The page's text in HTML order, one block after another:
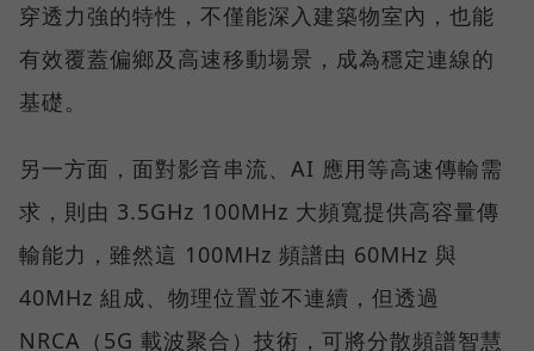
穿透力強的特性，不僅能深入建築物室內，也能
有效覆蓋偏鄉及高速移動場景，成為穩定連線的
基礎。
另一方面，面對影音串流、AI 應用等高速傳輸需
求，則由 3.5GHz 100MHz 大頻寬提供高容量傳
輸能力，雖然這 100MHz 頻譜由 60MHz 與
40MHz 組成、物理位置並不連續，但透過
NRCA（5G 載波聚合）技術，可將分散頻譜智慧